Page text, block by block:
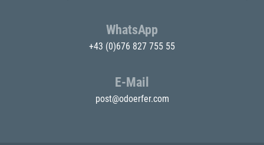
WhatsApp
+43 (0)676 827 755 55
E-Mail
post@odoerfer.com